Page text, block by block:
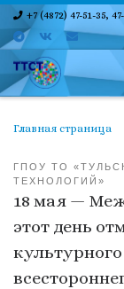
Skip to content
+7 (4872) 47-51-35,
Главная страница
ГПОУ ТО
ТЕХНОЛОГИЙ»
18 мая —
этот день